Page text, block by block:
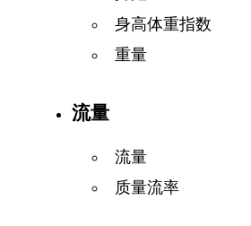
身高体重指数
重量
流量
流量
质量流率